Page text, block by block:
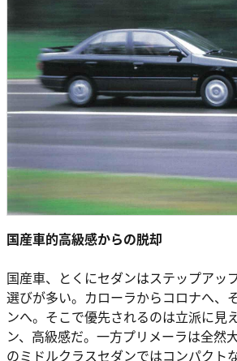
国産車的高級感からの脱却
国産車、とくにセダンはステップアッ
選びが多い。カローラからコロナへ、
ンへ。そこで優先されるのは立派に見
ン、高級感だ。一方プリメーラは全然
のミドルクラスセダンではコンパクト